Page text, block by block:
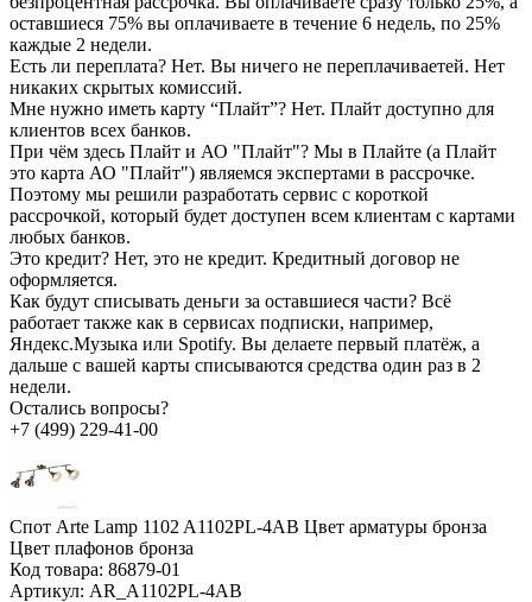
оставшиеся 75% вы оплачиваете в течение 6 недель, по 25%
каждые 2 недели.
Есть ли переплата? Нет. Вы ничего не переплачиваетей. Нет
никаких скрытых комиссий.
Мне нужно иметь карту “Плайт”? Нет. Плайт доступно для
клиентов всех банков.
При чём здесь Плайт и АО "Плайт"? Мы в Плайте (а Плайт
это карта АО "Плайт") являемся экспертами в рассрочке.
Поэтому мы решили разработать сервис с короткой
рассрочкой, который будет доступен всем клиентам с картами
любых банков.
Это кредит? Нет, это не кредит. Кредитный договор не
оформляется.
Как будут списывать деньги за оставшиеся части? Всё
работает также как в сервисах подписки, например,
Яндекс.Музыка или Spotify. Вы делаете первый платёж, а
дальше с вашей карты списываются средства один раз в 2
недели.
Остались вопросы?
+7 (499) 229-41-00
Спот Arte Lamp 1102 A1102PL-4AB Цвет арматуры бронза
Цвет плафонов бронза
Код товара: 86879-01
Артикул: AR_A1102PL-4AB